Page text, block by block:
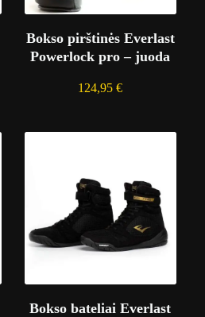
Bokso pirštinės Everlast
Powerlock pro – juoda
124,95€
Bokso bateliai Everlast